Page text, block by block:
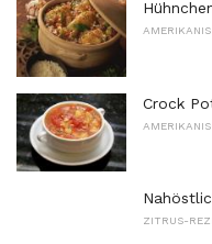
Crock
ZITRUS-